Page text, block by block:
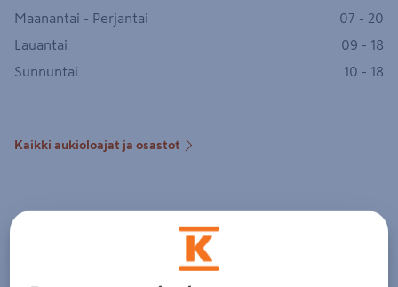
Maanantai - Perjantai
07 - 20
Lauantai
09 - 18
Sunnuntai
10 - 18
Kaikki aukioloajat ja osastot